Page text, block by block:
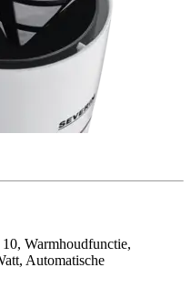
Warmhoudfunctie,
Automatische